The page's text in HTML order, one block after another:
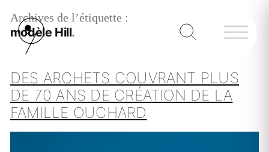
Archives de l’étiquette :
modèle Hill
DES ARCHETS COUVRANT PLUS
DE 70 ANS DE CRÉATION DE LA
FAMILLE OUCHARD